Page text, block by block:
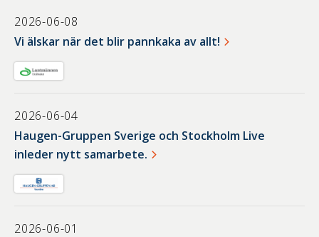
2026-06-08
Vi älskar när det blir pannkaka av allt!
2026-06-04
Haugen-Gruppen Sverige och Stockholm Live
inleder nytt samarbete.
2026-06-01